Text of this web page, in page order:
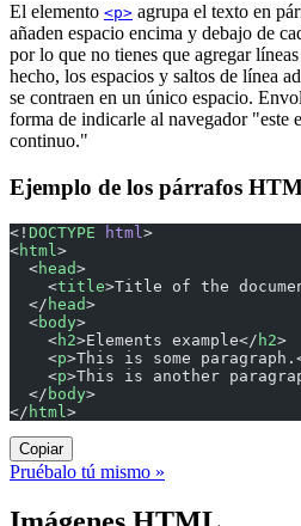
El elemento <p> agrupa el texto en
añaden espacio encima y debajo de
por lo que no tienes que agregar
hecho, los espacios y saltos de línea
se contraen en un único espacio.
forma de indicarle al navegador "este
continuo."
Ejemplo de los párrafos
<! DOCTYPE html >
<html >
  <
head>
    <
title>Title of the
  </
head>
  <
body>
    <
h2>Elements example</ h2>
    <
p>This is some
    <
p>This is another
  </
body>
</ html >
Copiar
Pruébalo tú mismo »